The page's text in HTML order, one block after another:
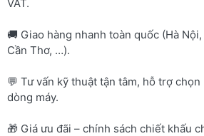
VAT.
🚚 Giao hàng nhanh toàn quốc (Hà
Cần Thơ, …).
💬 Tư vấn kỹ thuật tận tâm, hỗ trợ
dòng máy.
🎁 Giá ưu đãi – chính sách chiết khấu